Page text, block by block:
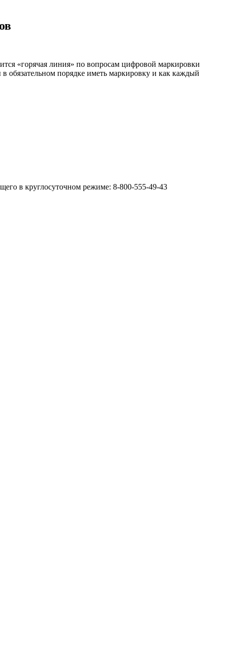
«горячая линия» по вопросам цифровой маркировки
обязательном порядке иметь маркировку и как каждый
в круглосуточном режиме: 8-800-555-49-43